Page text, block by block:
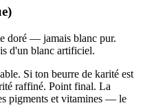
doré — jamais blanc pur.
d'un blanc artificiel.
Si ton beurre de karité est
raffiné. Point final. La
pigments et vitamines — le